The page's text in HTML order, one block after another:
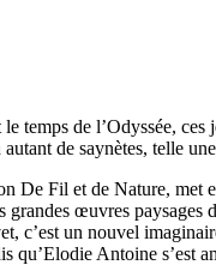
de l’Odyssée, ces
de saynètes, telle
Fil et de Nature, met
grandes œuvres
c’est un nouvel
Antoine s’est